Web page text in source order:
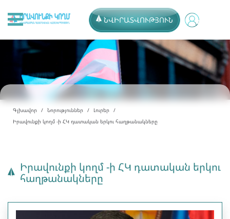
ՆՎԻՐԱՏՎՈՒԹՅՈՒՆ
Գլխավոր Նորություններ
Լուրեր
Իրավունքի կողմ -ի ՀԿ դատական երկու հաղթանակները
Իրավունքի կողմ -ի ՀԿ դատական երկու
հաղթանակները